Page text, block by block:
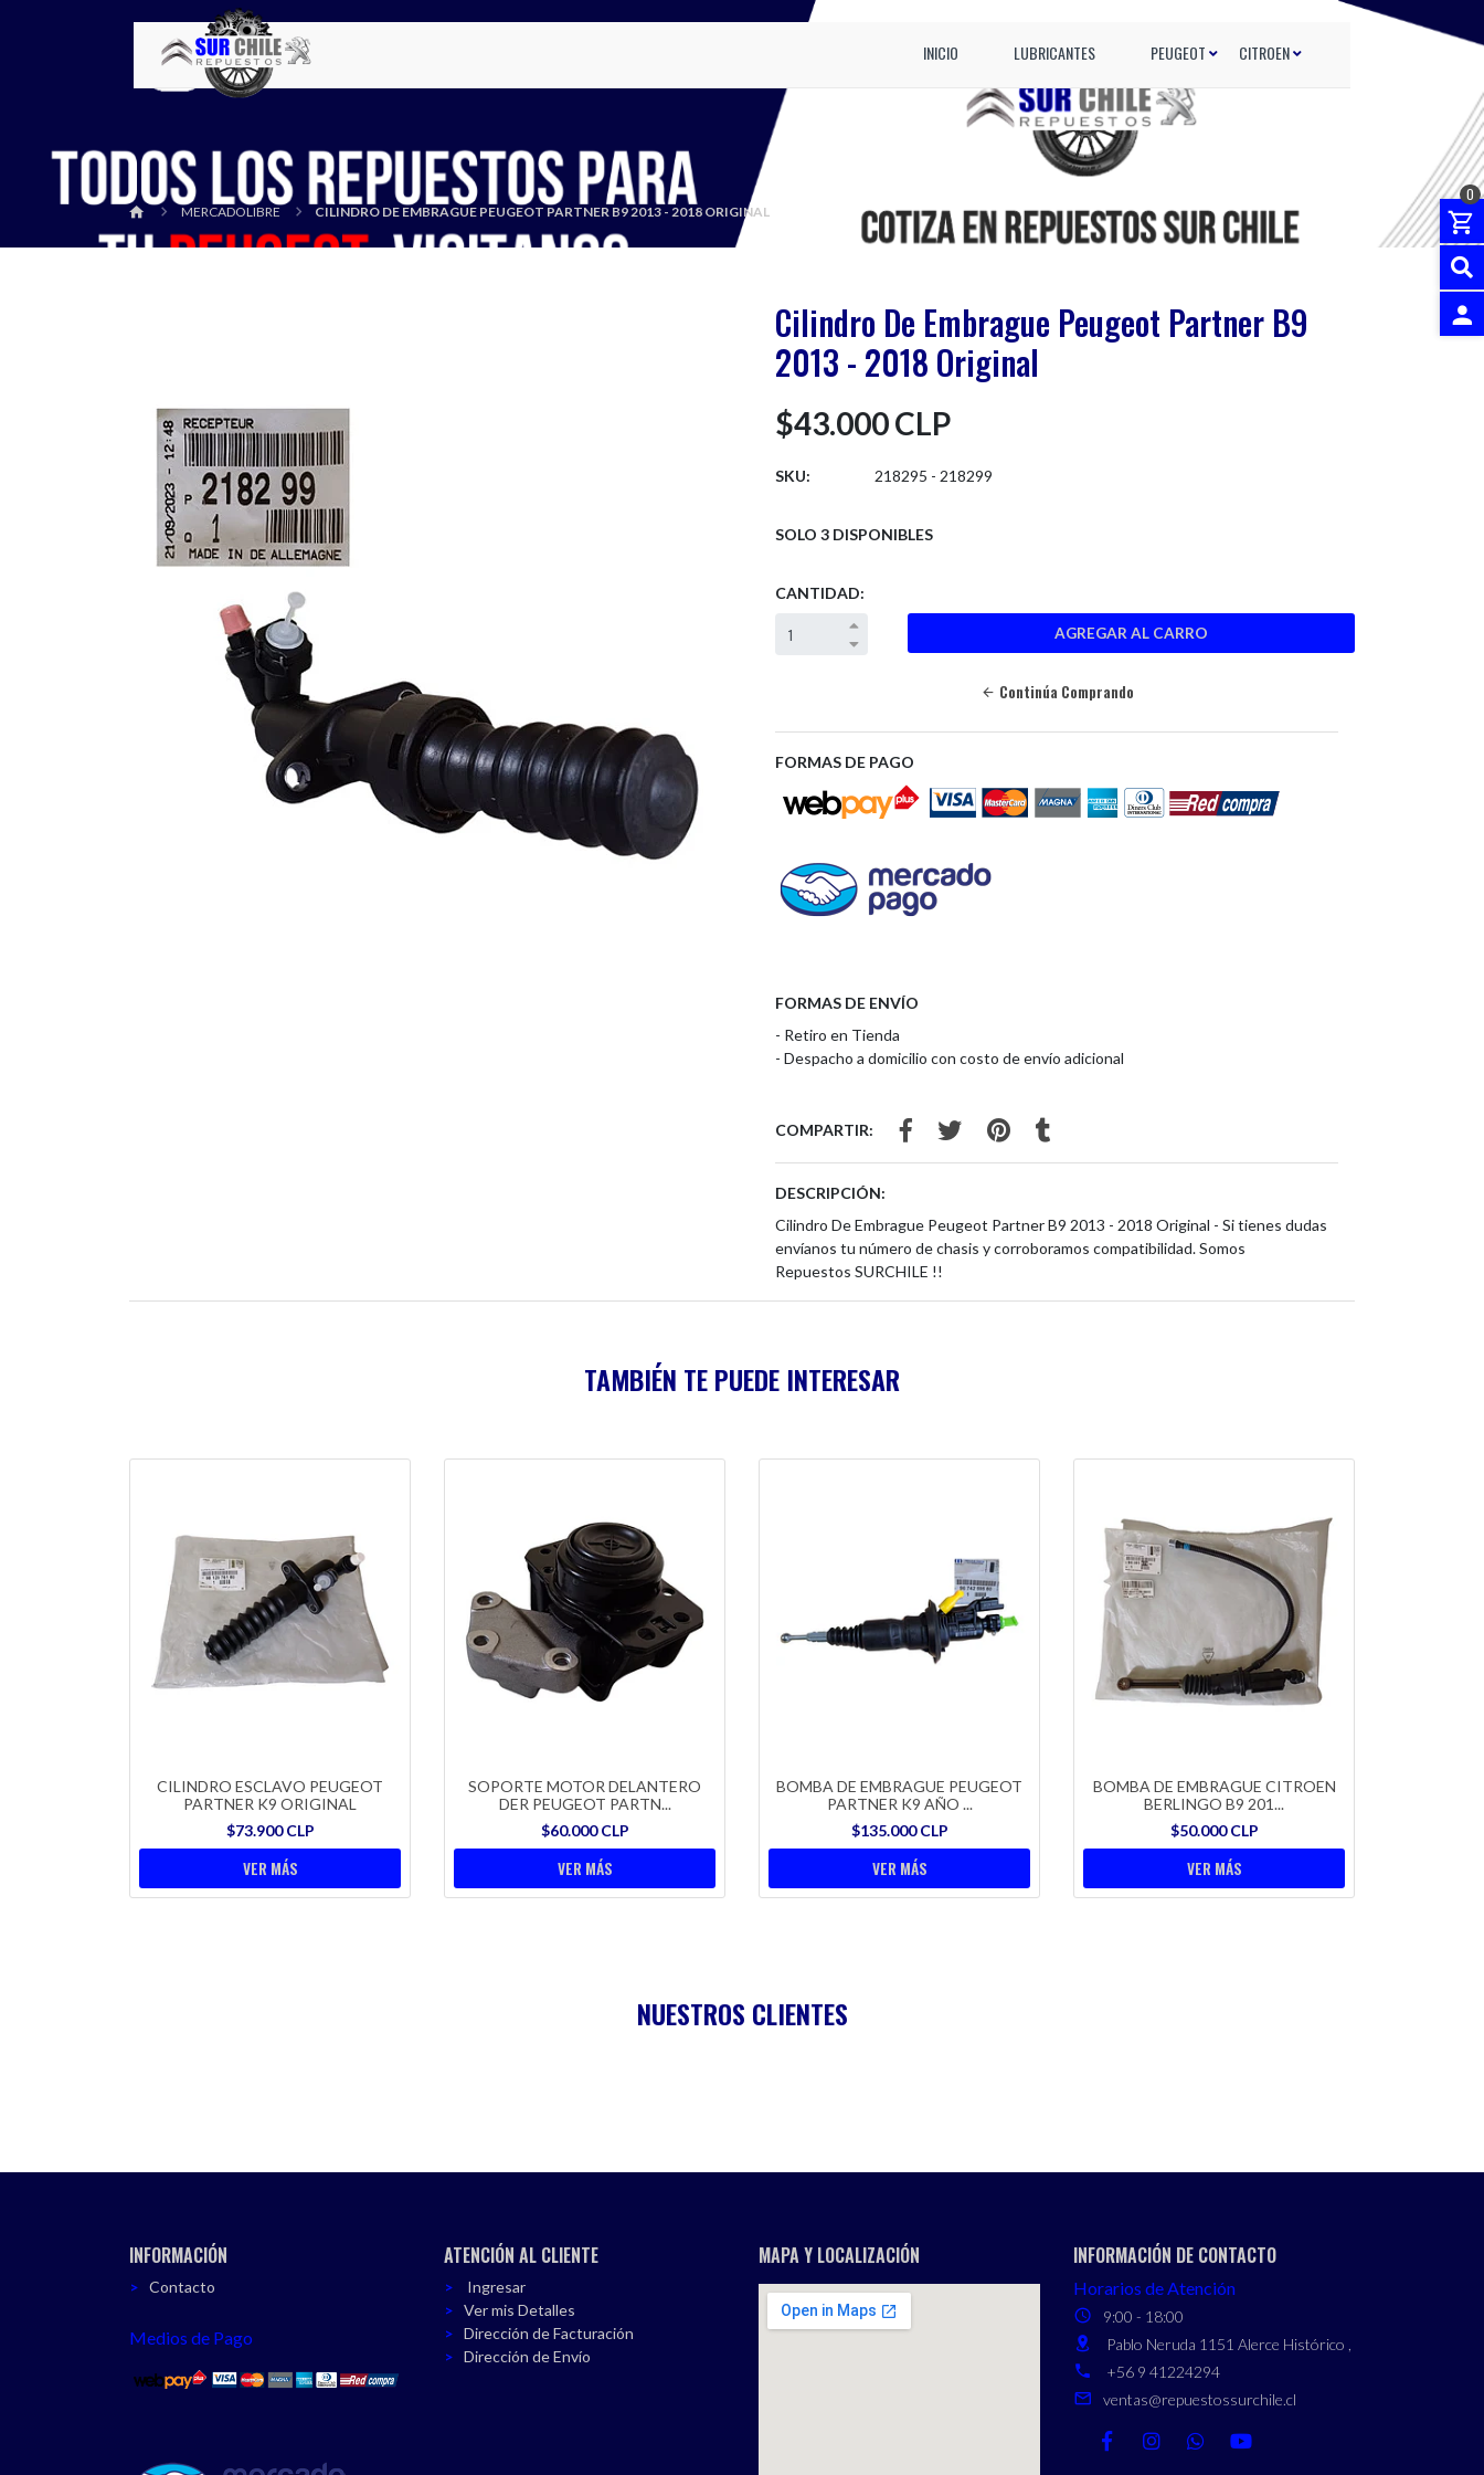
INICIO LUBRICANTES PEUGEOT CITROEN
0
MERCADOLIBRE CILINDRO DE EMBRAGUE PEUGEOT PARTNER B9 2013 - 2018 ORIGINAL
Cilindro De Embrague Peugeot Partner B9
2013 - 2018 Original
$43.000 CLP
SKU: 218295 - 218299
SOLO 3 DISPONIBLES
CANTIDAD:
Continúa Comprando
FORMAS DE PAGO
FORMAS DE ENVÍO
- Retiro en Tienda
- Despacho a domicilio con costo de envío adicional
COMPARTIR:
DESCRIPCIÓN:
Cilindro De Embrague Peugeot Partner B9 2013 - 2018 Original - Si tienes dudas
envíanos tu número de chasis y corroboramos compatibilidad. Somos
Repuestos SURCHILE !!
TAMBIÉN TE PUEDE INTERESAR
CILINDRO ESCLAVO PEUGEOT
PARTNER K9 ORIGINAL
$73.900 CLP
VER MÁS
SOPORTE MOTOR DELANTERO
DER PEUGEOT PARTN...
$60.000 CLP
VER MÁS
BOMBA DE EMBRAGUE PEUGEOT
PARTNER K9 AÑO ...
$135.000 CLP
VER MÁS
BOMBA DE EMBRAGUE CITROEN
BERLINGO B9 201...
$50.000 CLP
VER MÁS
NUESTROS CLIENTES
INFORMACIÓN
Contacto
Medios de Pago
ATENCIÓN AL CLIENTE
Ingresar
Ver mis Detalles
Dirección de Facturación
Dirección de Envío
MAPA Y LOCALIZACIÓN INFORMACIÓN DE CONTACTO
Horarios de Atención
9:00 - 18:00
Pablo Neruda 1151 Alerce Histórico ,
+56 9 41224294
ventas@repuestossurchile.cl